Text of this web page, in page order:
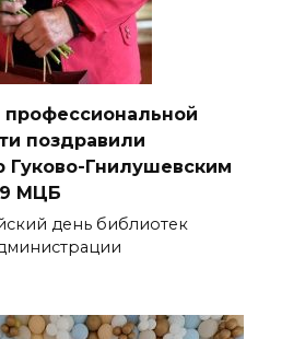
поздравили
Гнилушевским
МЦБ
день библиотек